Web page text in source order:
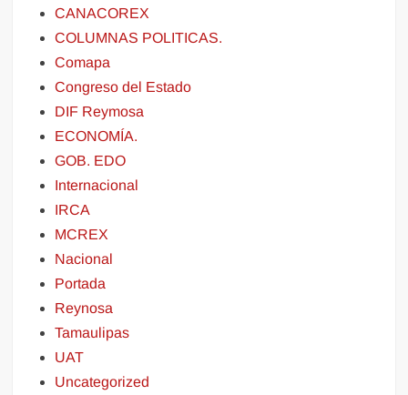
CANACOREX
COLUMNAS POLITICAS.
Comapa
Congreso del Estado
DIF Reymosa
ECONOMÍA.
GOB. EDO
Internacional
IRCA
MCREX
Nacional
Portada
Reynosa
Tamaulipas
UAT
Uncategorized